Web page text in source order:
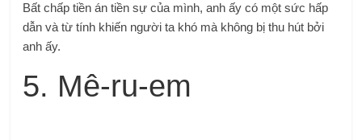
Bất chấp tiền án tiền sự của mình, anh ấy có một sức hấp
dẫn và từ tính khiến người ta khó mà không bị thu hút bởi
anh ấy.
5. Mê-ru-em